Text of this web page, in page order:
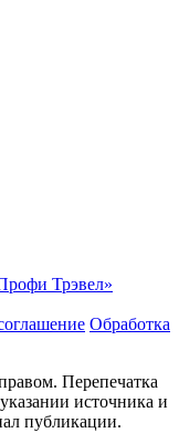
Трэвeл»
Обработка
Перепечатка
источника и
публикации.